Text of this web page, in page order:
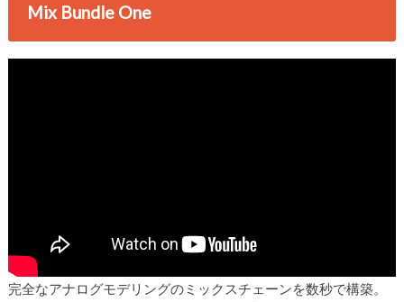
Mix Bundle One
完全なアナログモデリングのミックスチェーンを数秒で構築。